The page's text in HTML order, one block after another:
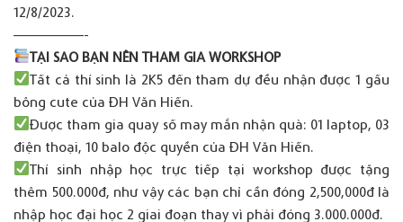
12/8/2023.
——————-
TẠI SAO BẠN NÊN THAM GIA WORKSHOP
Tất cả thí sinh là 2K5 đến tham dự đều nhận được 1 gấu
bông cute của ĐH Văn Hiến.
Được tham gia quay số may mắn nhận quà: 01 laptop, 03
điện thoại, 10 balo độc quyền của ĐH Văn Hiến.
Thí sinh nhập học trực tiếp tại workshop được tặng
thêm 500.000đ, như vậy các bạn chỉ cần đóng 2,500,000đ là
nhập học đại học 2 giai đoạn thay vì phải đóng 3.000.000đ.